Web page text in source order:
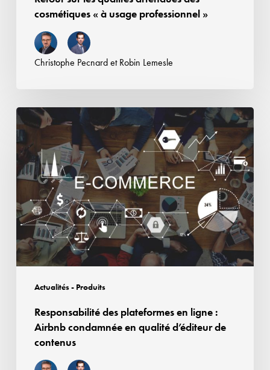
cosmétiques « à usage professionnel »
Christophe PecnardetRobin Lemesle
Actualités - Produits
Responsabilité
des
plateformes
en
ligne
Airbnb
condamnée
en
qualité
d’éditeur
contenusResponsabilité des plateformes en ligne :
Airbnb condamnée en qualité d’éditeur de
contenus